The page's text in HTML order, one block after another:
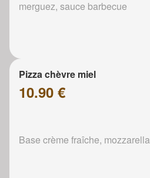
merguez, sauce barbecue
Pizza chèvre miel
10.90 €
Base crème fraîche,